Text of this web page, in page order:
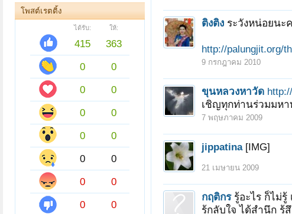
โพสต์เรตติ้ง
ได้รับ: ให้:
415
363
0
0
0
0
0
0
0
0
0
0
0
0
0
0
ติงติง ระวังหน่อยนะ
http://
9 กรกฎาคม 2010
ขุนหลวงหาวัด
เชิญทุกท่านร่วมมหา
7 พฤษภาคม 2009
jippatina [IMG]
21 เมษายน 2009
กฤติกร รู้อะไร ก็ไม่
รู้กลับใจ ได้สำนึก รู้